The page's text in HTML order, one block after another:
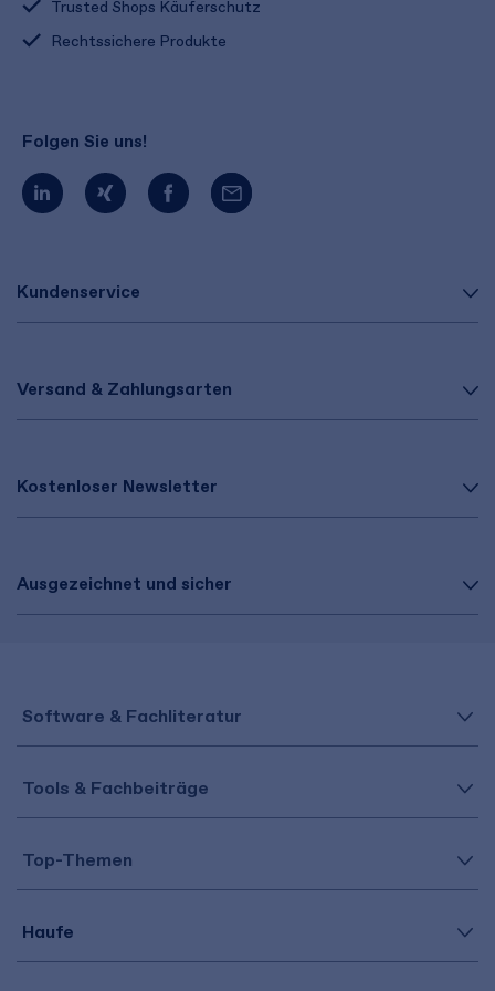
Kundenservice
Versand & Zahlungsarten
Kostenloser Newsletter
Ausgezeichnet und sicher
Trusted Shops Käuferschutz
Rechtssichere Produkte
Folgen Sie uns!
Software & Fachliteratur
Tools & Fachbeiträge
Top-Themen
Haufe